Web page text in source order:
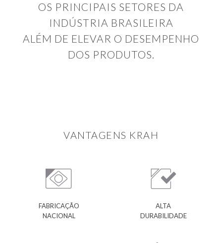
OS PRINCIPAIS SETORES DA
INDÚSTRIA BRASILEIRA
ALÉM DE ELEVAR O DESEMPENHO
DOS PRODUTOS.
VANTAGENS KRAH
FABRICAÇÃO
NACIONAL
ALTA
DURABILIDADE